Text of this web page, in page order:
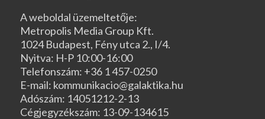
A weboldal üzemeltetője:
Metropolis Media Group Kft.
1024 Budapest, Fény utca 2., I/4.
Nyitva: H-P 10:00-16:00
Telefonszám: +36 1 457-0250
E-mail: kommunikacio@galaktika.hu
Adószám: 14051212-2-13
Cégjegyzékszám: 13-09-134615